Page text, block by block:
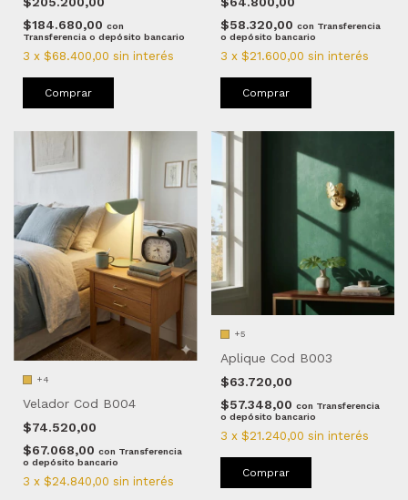
$184.680,00 con
Transferencia o depósito bancario
3 x $68.400,00 sin interés
Comprar
$58.320,00 con Transferencia
o depósito bancario
3 x $21.600,00 sin interés
Comprar
+4
Velador Cod B004
$74.520,00
$67.068,00 con Transferencia
o depósito bancario
3 x $24.840,00 sin interés
+5
Aplique Cod B003
$63.720,00
$57.348,00 con Transferencia
o depósito bancario
3 x $21.240,00 sin interés
Comprar